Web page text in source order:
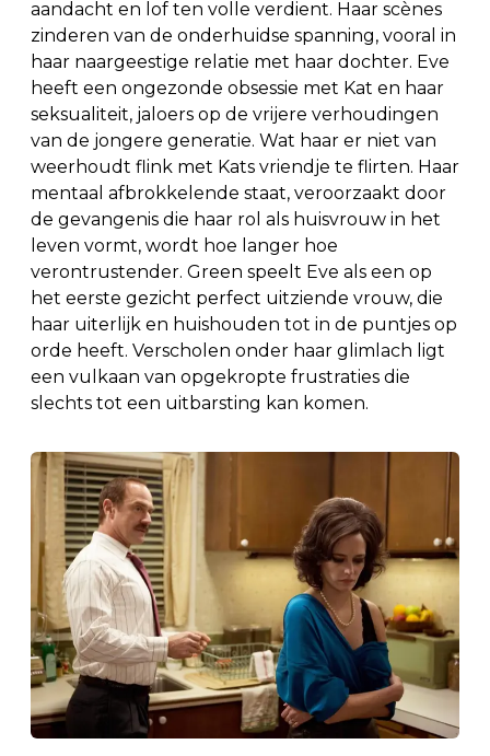
aandacht en lof ten volle verdient. Haar scènes
zinderen van de onderhuidse spanning, vooral in
haar naargeestige relatie met haar dochter. Eve
heeft een ongezonde obsessie met Kat en haar
seksualiteit, jaloers op de vrijere verhoudingen
van de jongere generatie. Wat haar er niet van
weerhoudt flink met Kats vriendje te flirten. Haar
mentaal afbrokkelende staat, veroorzaakt door
de gevangenis die haar rol als huisvrouw in het
leven vormt, wordt hoe langer hoe
verontrustender. Green speelt Eve als een op
het eerste gezicht perfect uitziende vrouw, die
haar uiterlijk en huishouden tot in de puntjes op
orde heeft. Verscholen onder haar glimlach ligt
een vulkaan van opgekropte frustraties die
slechts tot een uitbarsting kan komen.